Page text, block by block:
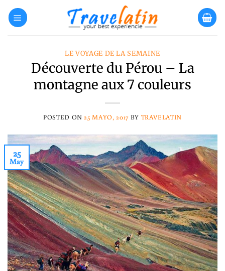
Skip
LE VOYAGE DE LA SEMAINE
Découverte du Pérou – La
montagne aux 7 couleurs
POSTED ON25 MAYO, 2017 BY TRAVELATIN
25
May